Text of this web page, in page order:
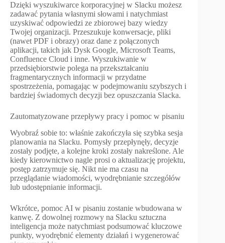
Dzięki wyszukiwarce korporacyjnej w Slacku możesz
zadawać pytania własnymi słowami i natychmiast
uzyskiwać odpowiedzi ze zbiorowej bazy wiedzy
Twojej organizacji. Przeszukuje konwersacje, pliki
(nawet PDF i obrazy) oraz dane z połączonych
aplikacji, takich jak Dysk Google, Microsoft Teams,
Confluence Cloud i inne. Wyszukiwanie w
przedsiębiorstwie polega na przekształcaniu
fragmentarycznych informacji w przydatne
spostrzeżenia, pomagając w podejmowaniu szybszych i
bardziej świadomych decyzji bez opuszczania Slacka.
Zautomatyzowane przepływy pracy i pomoc w pisaniu
Wyobraź sobie to: właśnie zakończyła się szybka sesja
planowania na Slacku. Pomysły przepłynęły, decyzje
zostały podjęte, a kolejne kroki zostały nakreślone. Ale
kiedy kierownictwo nagle prosi o aktualizację projektu,
postęp zatrzymuje się. Nikt nie ma czasu na
przeglądanie wiadomości, wyodrębnianie szczegółów
lub udostępnianie informacji.
Wkrótce, pomoc AI w pisaniu zostanie wbudowana w
kanwę. Z dowolnej rozmowy na Slacku sztuczna
inteligencja może natychmiast podsumować kluczowe
punkty, wyodrębnić elementy działań i wygenerować